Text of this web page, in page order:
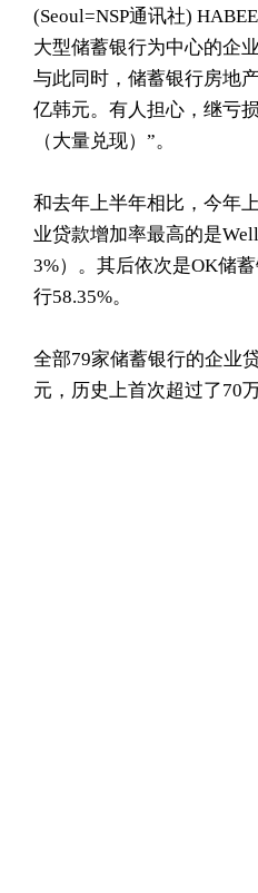
(Seoul= NSP通讯社)
大型储蓄银行为中心的企
与此同时，储蓄银行房地
亿韩元。有人担心，继亏
（大量兑现）”。
和去年上半年相比，今年
业贷款增加率最高的是
3%）。其后依次是OK储
行58.35%。
全部79家储蓄银行的企业
元，历史上首次超过了70